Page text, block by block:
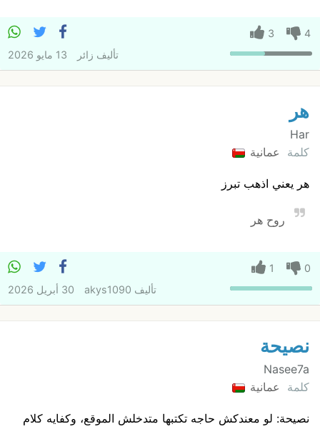
4
3
تأليف زائر 13 مايو 2026
هر
Har
كلمة
عمانية
هر يعني اذهب تبرز
روح هر
0
1
تأليف akys1090 30 أبريل 2026
نصيحة
Nasee7a
كلمة
عمانية
نصيحة: لو معندكش حاجه تكتبها متدخلش الموقع، وكفايه كلام